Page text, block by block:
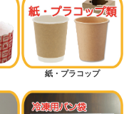
紙・プラコップ